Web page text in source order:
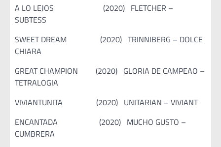
A LO LEJOS (2020) FLETCHER –
SUBTESS
SWEET DREAM (2020) TRINNIBERG – DOLCE
CHIARA
GREAT CHAMPION (2020) GLORIA DE CAMPEAO –
TETRALOGIA
VIVIANTUNITA (2020) UNITARIAN – VIVIANT
ENCANTADA (2020) MUCHO GUSTO –
CUMBRERA